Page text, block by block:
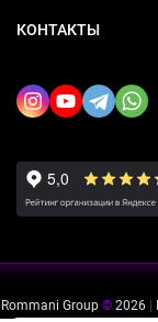
КОНТАКТЫ
Rommani Group © 2026